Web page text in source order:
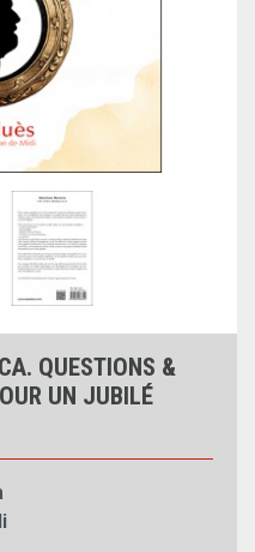
QUESTIONS &
UN JUBILÉ